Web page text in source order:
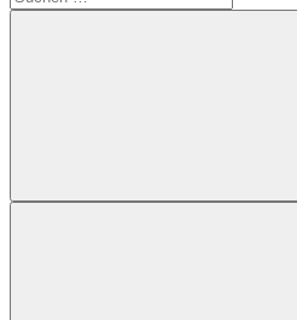
nach:
Suchen